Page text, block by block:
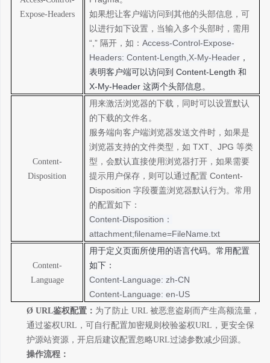
Expose-Headers
如果想让客户端访问到其他的头部信息，可
以进行如下设置，当输入多个头部时，需用
“,” 隔开，如：Access-Control-Expose-
Headers: Content-Length,X-My-Header ，
表明客户端可以访问到 Content-Length 和
X-My-Header 这两个头部信息。
Content-
Disposition
用来激活浏览器的下载，同时可以设置默认
的下载的文件名。
服务端向客户端浏览器发送文件时，如果是
浏览器支持的文件类型，如 TXT、JPG 等类
型，会默认直接使用浏览器打开，如果需要
提示用户保存，则可以通过配置 Content-
Disposition 字段覆盖浏览器默认行为。常用
的配置如下：
Content-Disposition：
attachment;filename=FileName.txt
Content-
Language
用于定义页面所使用的语言代码。常用配置
如下：
Content-Language: zh-CN
Content-Language: en-US
Ø URL鉴权配置： 为了防止 URL 被恶意盗刷而产生高额流量，
通过鉴权URL ，可自行配置加密规则校验鉴权URL ，更安全保
护源站资源，开启后建议配置忽略URL过滤参数减少回源。
操作流程：